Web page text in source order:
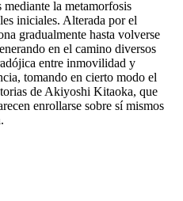
la metamorfosis
iniciales. Alterada por el
gradualmente hasta volverse
en el camino diversos
entre inmovilidad y
tomando en cierto modo el
de Akiyoshi Kitaoka, que
enrollarse sobre sí mismos